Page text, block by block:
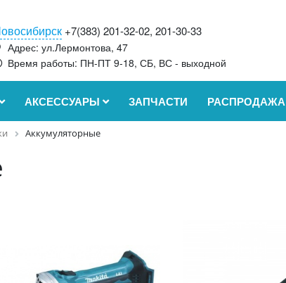
+7(383) 201-32-02, 201-30-33
Адрес: ул.Лермонтова, 47
Время работы: ПН-ПТ 9-18, СБ, ВС - выходной
АКСЕССУАРЫ ЗАПЧАСТИ РАСПРОДАЖА
Аккумуляторные